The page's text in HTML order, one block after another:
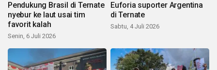
Pendukung Brasil di Ternate
nyebur ke laut usai tim
favorit kalah
Senin, 6 Juli 2026
Euforia suporter Argentina
di Ternate
Sabtu, 4 Juli 2026